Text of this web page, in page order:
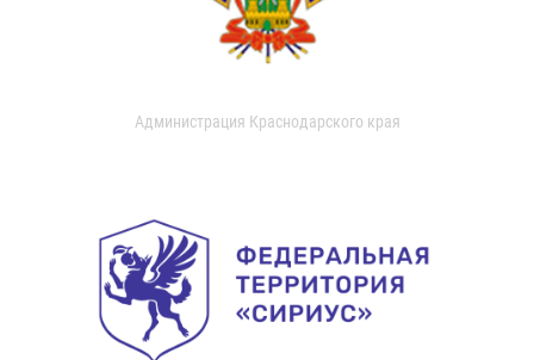
Администрация Краснодарского края